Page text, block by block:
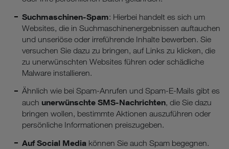
Suchmaschinen-Spam: Hierbei handelt es sich um
Websites, die in Suchmaschinenergebnissen auftauchen
und unseriöse oder irreführende Inhalte bewerben. Sie
versuchen Sie dazu zu bringen, auf Links zu klicken, die
zu unerwünschten Websites führen oder schädliche
Malware installieren.
Ähnlich wie bei Spam-Anrufen und Spam-E-Mails gibt es
auch unerwünschte SMS-Nachrichten, die Sie dazu
bringen wollen, bestimmte Aktionen auszuführen oder
persönliche Informationen preiszugeben.
Auf Social Media können Sie auch Spam begegnen.
Cookies von Unternehmen in Drittstaaten, die ein ähnliches
Datenschutzniveau wie in der Europäischen Union aufweisen
(z.B. Data Privacy Framework), werden wie europäische
Unternehmen behandelt.
Wenn Sie „Nur notwendige Cookies“ wählen, dann sind für
Website unerlässlich sind.